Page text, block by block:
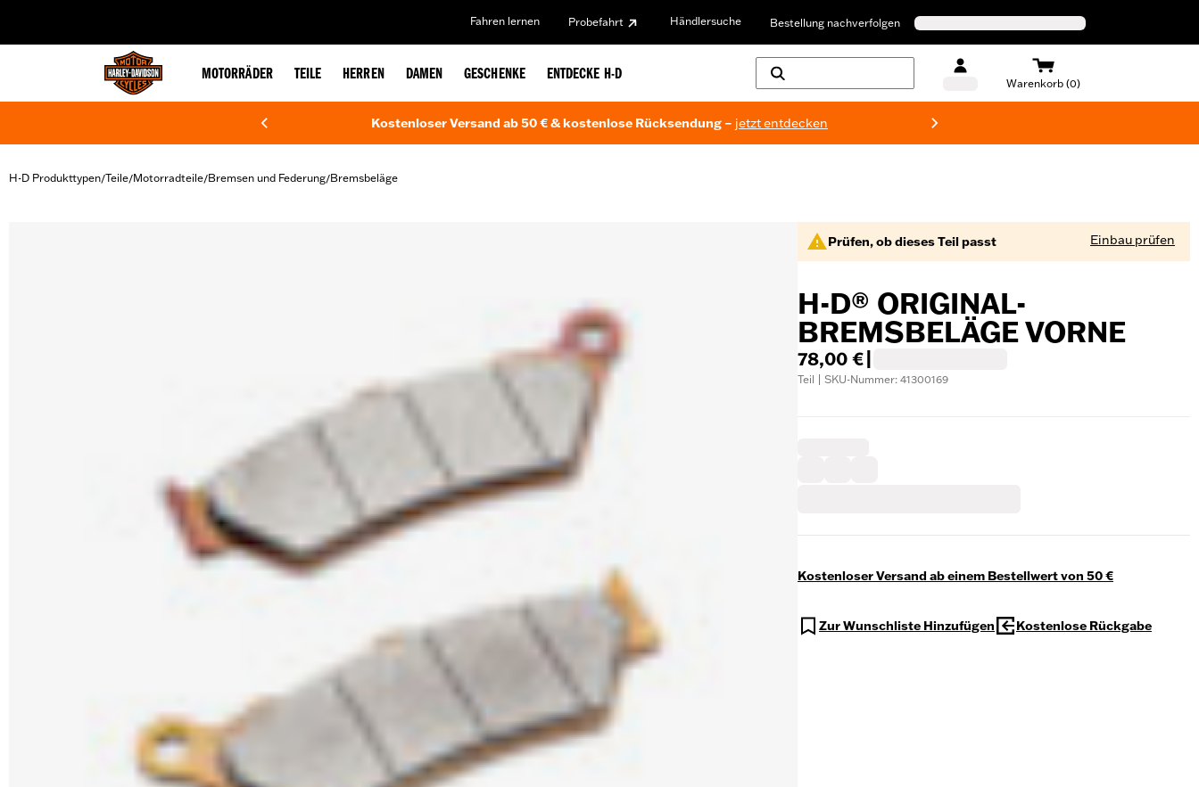
Fahren lernen Probefahrt Händlersuche Bestellung nachverfolgen
MOTORRÄDER TEILE HERREN DAMEN GESCHENKE ENTDECKE H-D
Warenkorb (0)
Kostenloser Versand ab 50 € & kostenlose Rücksendung – jetzt entdecken
H-D Produkttypen/Teile/Motorradteile/Bremsen und Federung/Bremsbeläge
Prüfen, ob dieses Teil passt Einbau prüfen
H-D® ORIGINAL-
BREMSBELÄGE VORNE
78,00 €
Teil | SKU-Nummer: 41300169
Kostenloser Versand ab einem Bestellwert von 50 €
Zur Wunschliste Hinzufügen Kostenlose Rückgabe